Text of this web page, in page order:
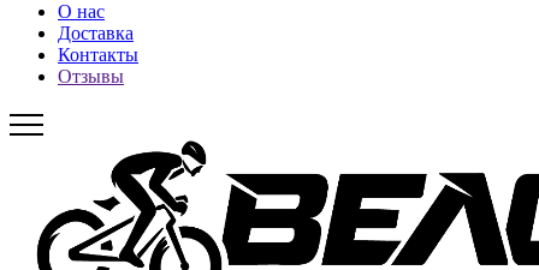
О нас
Доставка
Контакты
Отзывы